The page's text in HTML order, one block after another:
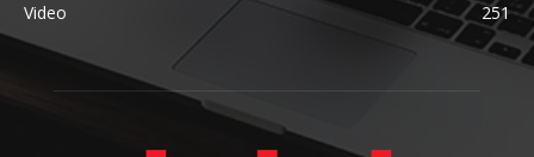
Video
251